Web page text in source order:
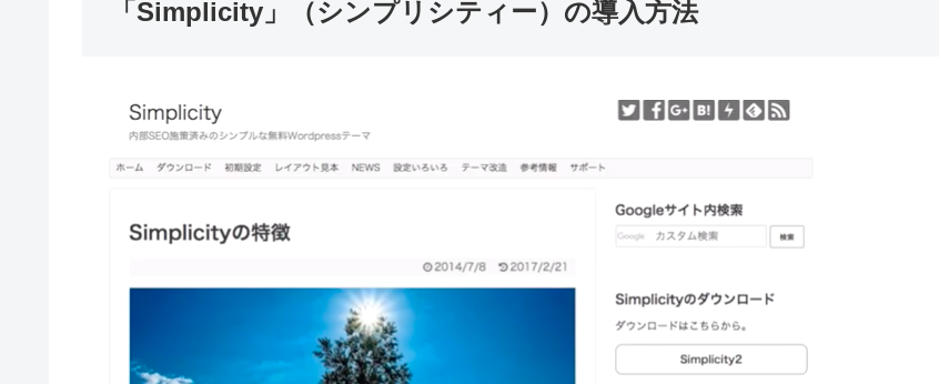
「Simplicity」（シンプリシティー）の導入方法